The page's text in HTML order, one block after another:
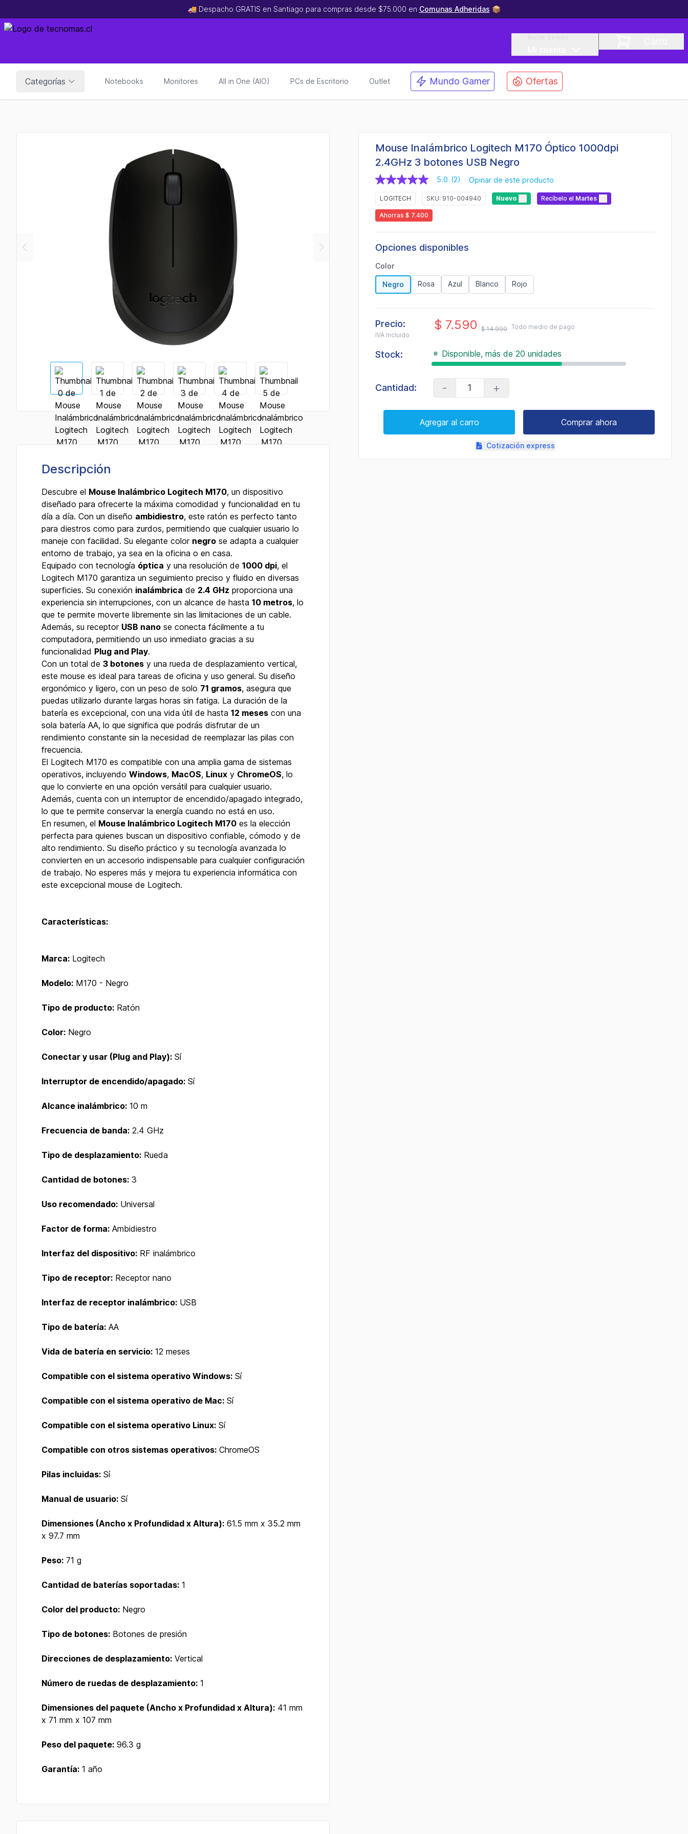
🚚 Despacho GRATIS en Santiago para compras desde $75.000 en Comunas Adheridas 📦
Categorías Notebooks Monitores All in One (AIO) PCs de Escritorio Outlet Mundo Gamer Ofertas
Descripción
Descubre el Mouse Inalámbrico Logitech M170, un dispositivo
diseñado para ofrecerte la máxima comodidad y funcionalidad en tu
día a día. Con un diseño ambidiestro, este ratón es perfecto tanto
para diestros como para zurdos, permitiendo que cualquier usuario lo
maneje con facilidad. Su elegante color negro se adapta a cualquier
entorno de trabajo, ya sea en la oficina o en casa.
Equipado con tecnología óptica y una resolución de 1000 dpi, el
Logitech M170 garantiza un seguimiento preciso y fluido en diversas
superficies. Su conexión inalámbrica de 2.4 GHz proporciona una
experiencia sin interrupciones, con un alcance de hasta 10 metros, lo
que te permite moverte libremente sin las limitaciones de un cable.
Además, su receptor USB nano se conecta fácilmente a tu
computadora, permitiendo un uso inmediato gracias a su
funcionalidad Plug and Play.
Con un total de 3 botones y una rueda de desplazamiento vertical,
este mouse es ideal para tareas de oficina y uso general. Su diseño
ergonómico y ligero, con un peso de solo 71 gramos, asegura que
puedas utilizarlo durante largas horas sin fatiga. La duración de la
batería es excepcional, con una vida útil de hasta 12 meses con una
sola batería AA, lo que significa que podrás disfrutar de un
rendimiento constante sin la necesidad de reemplazar las pilas con
frecuencia.
El Logitech M170 es compatible con una amplia gama de sistemas
operativos, incluyendo Windows, MacOS, Linux y ChromeOS, lo
que lo convierte en una opción versátil para cualquier usuario.
Además, cuenta con un interruptor de encendido/apagado integrado,
lo que te permite conservar la energía cuando no está en uso.
En resumen, el Mouse Inalámbrico Logitech M170 es la elección
perfecta para quienes buscan un dispositivo confiable, cómodo y de
alto rendimiento. Su diseño práctico y su tecnología avanzada lo
convierten en un accesorio indispensable para cualquier configuración
de trabajo. No esperes más y mejora tu experiencia informática con
este excepcional mouse de Logitech.
Características:
Marca: Logitech
Modelo: M170 - Negro
Tipo de producto: Ratón
Color: Negro
Conectar y usar (Plug and Play): Sí
Interruptor de encendido/apagado: Sí
Alcance inalámbrico: 10 m
Frecuencia de banda: 2.4 GHz
Tipo de desplazamiento: Rueda
Cantidad de botones: 3
Uso recomendado: Universal
Factor de forma: Ambidiestro
Interfaz del dispositivo: RF inalámbrico
Tipo de receptor: Receptor nano
Interfaz de receptor inalámbrico: USB
Tipo de batería: AA
Vida de batería en servicio: 12 meses
Compatible con el sistema operativo Windows: Sí
Compatible con el sistema operativo de Mac: Sí
Compatible con el sistema operativo Linux: Sí
Compatible con otros sistemas operativos: ChromeOS
Pilas incluidas: Sí
Manual de usuario: Sí
Dimensiones (Ancho x Profundidad x Altura): 61.5 mm x 35.2 mm
x 97.7 mm
Peso: 71 g
Cantidad de baterías soportadas: 1
Color del producto: Negro
Tipo de botones: Botones de presión
Direcciones de desplazamiento: Vertical
Número de ruedas de desplazamiento: 1
Dimensiones del paquete (Ancho x Profundidad x Altura): 41 mm
x 71 mm x 107 mm
Peso del paquete: 96.3 g
Garantía: 1 año
Mouse Inalámbrico Logitech M170 Óptico 1000dpi
2.4GHz 3 botones USB Negro
5.0
de
estrellas,
valor
medio
de
Read
Reviews.
Enlace
en
la
página.
5.0 (2) Opinar de este producto
LOGITECH SKU: 910-004940 Nuevo Recíbelo el Martes
Ahorras $ 7.400
Opciones disponibles
Color
Negro Rosa Azul Blanco Rojo
Precio:
IVA Incluido
$ 7.590 $ 14.990 Todo medio de pago
Stock: Disponible, más de 20 unidades
Cantidad: - +
Agregar al carro Comprar ahora
Cotización express